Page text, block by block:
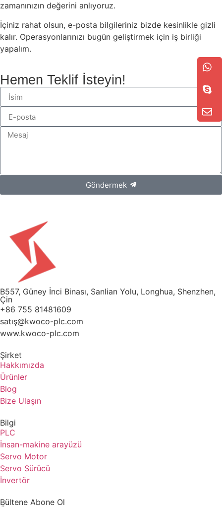
zamanınızın değerini anlıyoruz.
İçiniz rahat olsun, e-posta bilgileriniz bizde kesinlikle gizli
kalır. Operasyonlarınızı bugün geliştirmek için iş birliği
yapalım.
Hemen Teklif İsteyin!
Göndermek
B557, Güney İnci Binası, Sanlian Yolu, Longhua, Shenzhen,
Çin
+86 755 81481609
satış@kwoco-plc.com
www.kwoco-plc.com
Şirket
Hakkımızda
Ürünler
Blog
Bize Ulaşın
Bilgi
PLC
İnsan-makine arayüzü
Servo Motor
Servo Sürücü
İnvertör
Bültene Abone Ol